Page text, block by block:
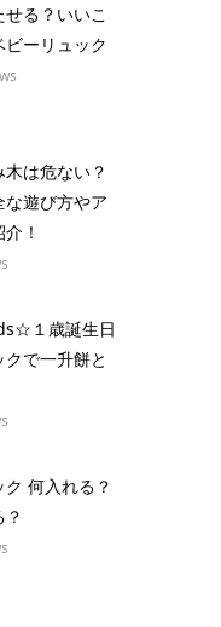
る？いいこ
ビーリュック
は危ない？
遊び方やア
！
１歳誕生日
で一升餅と
何入れる？